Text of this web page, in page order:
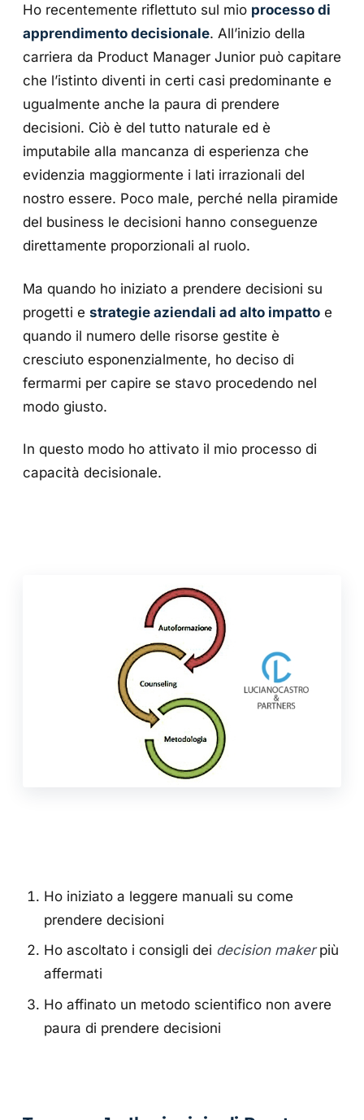
Ho recentemente riflettuto sul mio processo di
apprendimento decisionale. All’inizio della
carriera da Product Manager Junior può capitare
che l’istinto diventi in certi casi predominante e
ugualmente anche la paura di prendere
decisioni. Ciò è del tutto naturale ed è
imputabile alla mancanza di esperienza che
evidenzia maggiormente i lati irrazionali del
nostro essere. Poco male, perché nella piramide
del business le decisioni hanno conseguenze
direttamente proporzionali al ruolo.
Ma quando ho iniziato a prendere decisioni su
progetti e strategie aziendali ad alto impatto e
quando il numero delle risorse gestite è
cresciuto esponenzialmente, ho deciso di
fermarmi per capire se stavo procedendo nel
modo giusto.
In questo modo ho attivato il mio processo di
capacità decisionale.
Ho iniziato a leggere manuali su come
prendere decisioni
Ho ascoltato i consigli dei decision makerpiù
affermati
Ho affinato un metodo scientifico non avere
paura di prendere decisioni